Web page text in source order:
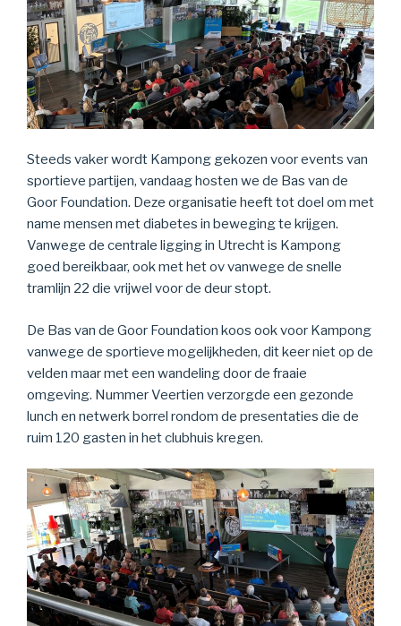
Steeds vaker wordt Kampong gekozen voor events van
sportieve partijen, vandaag hosten we de Bas van de
Goor Foundation. Deze organisatie heeft tot doel om met
name mensen met diabetes in beweging te krijgen.
Vanwege de centrale ligging in Utrecht is Kampong
goed bereikbaar, ook met het ov vanwege de snelle
tramlijn 22 die vrijwel voor de deur stopt.
De Bas van de Goor Foundation koos ook voor Kampong
vanwege de sportieve mogelijkheden, dit keer niet op de
velden maar met een wandeling door de fraaie
omgeving. Nummer Veertien verzorgde een gezonde
lunch en netwerk borrel rondom de presentaties die de
ruim 120 gasten in het clubhuis kregen.